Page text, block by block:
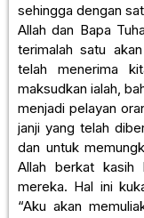
sehingga dengan
Allah dan Bapa
terimalah satu
telah menerima
maksudkan ialah,
menjadi pelayan
janji yang telah
dan untuk
Allah berkat kasih
mereka. Hal ini
“Aku akan